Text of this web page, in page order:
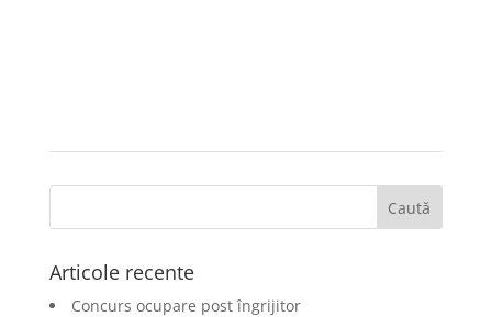
Articole recente
Concurs ocupare post îngrijitor